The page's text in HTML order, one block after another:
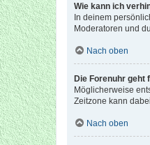
Wie kann ich
In deinem
Moderatoren und
Nach oben
Die Forenuhr geht
Möglicherweise
Zeitzone kann
Nach oben